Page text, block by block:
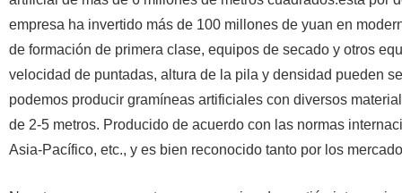
empresa ha invertido más de 100 millones de yuan en
de formación de primera clase, equipos de secado y otros
velocidad de puntadas, altura de la pila y densidad pueden
podemos producir gramíneas artificiales con diversos
de 2-5 metros. Producido de acuerdo con las normas
Asia-Pacífico, etc., y es bien reconocido tanto por los